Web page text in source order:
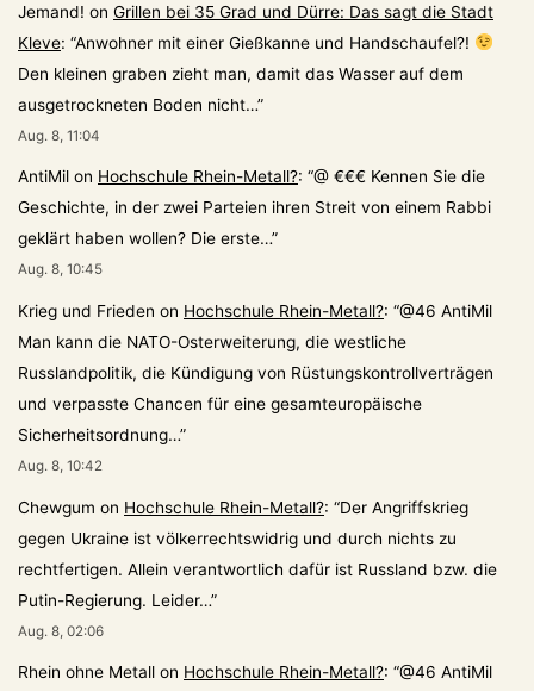
Jemand! on Grillen bei 35 Grad und Dürre: Das sagt die Stadt
Kleve: “Anwohner mit einer Gießkanne und Handschaufel?!
Den kleinen graben zieht man, damit das Wasser auf dem
ausgetrockneten Boden nicht…”
Aug. 8, 11:04
AntiMil on Hochschule Rhein-Metall?: “@ €€€ Kennen Sie die
Geschichte, in der zwei Parteien ihren Streit von einem Rabbi
geklärt haben wollen? Die erste…”
Aug. 8, 10:45
Krieg und Frieden on Hochschule Rhein-Metall?: “@46 AntiMil
Man kann die NATO-Osterweiterung, die westliche
Russlandpolitik, die Kündigung von Rüstungskontrollverträgen
und verpasste Chancen für eine gesamteuropäische
Sicherheitsordnung…”
Aug. 8, 10:42
Chewgum on Hochschule Rhein-Metall?: “Der Angriffskrieg
gegen Ukraine ist völkerrechtswidrig und durch nichts zu
rechtfertigen. Allein verantwortlich dafür ist Russland bzw. die
Putin-Regierung. Leider…”
Aug. 8, 02:06
Rhein ohne Metall on Hochschule Rhein-Metall?: “@46 AntiMil